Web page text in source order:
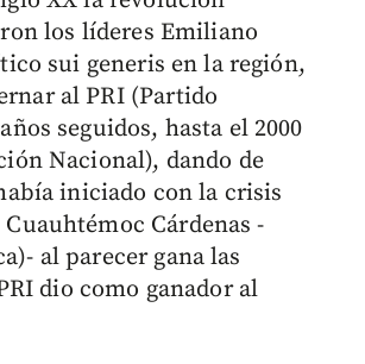
los líderes Emiliano
sui generis en la región,
al PRI (Partido
seguidos, hasta el 2000
Nacional), dando de
iniciado con la crisis
Cárdenas -
al parecer gana las
dio como ganador al